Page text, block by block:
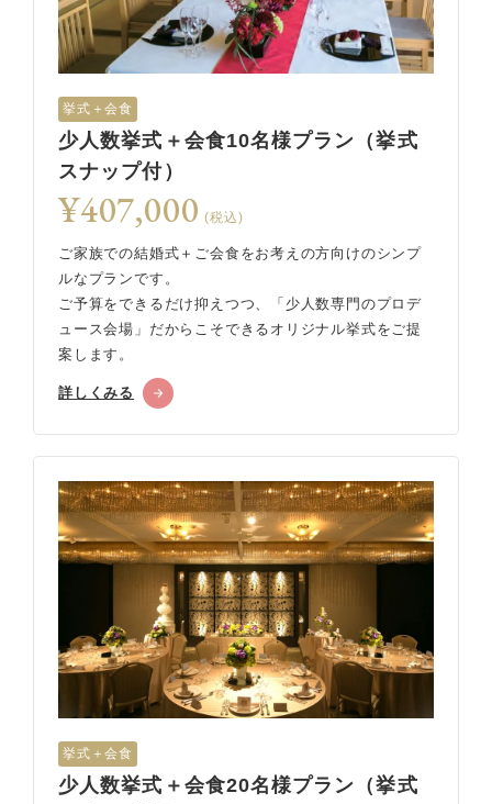
挙式＋会食
少人数挙式＋会食10名様プラン（挙式
スナップ付）
¥407,000 (税込)
ご家族での結婚式＋ご会食をお考えの方向けのシンプ
ルなプランです。
ご予算をできるだけ抑えつつ、「少人数専門のプロデ
ュース会場」だからこそできるオリジナル挙式をご提
案します。
詳しくみる
挙式＋会食
少人数挙式＋会食20名様プラン（挙式